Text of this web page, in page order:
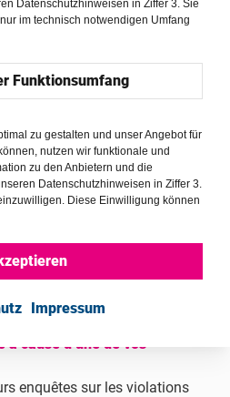
explicitement les droits de
avocat spécialisé dans
juridiction chargée
faites aux femmes. Sur
garantir les droits des
qui défendent les droits de
opprimées et contraintes
leurs activités militantes.
emprisonnées, torturées,
en fait pas d’espace
en Afghanistan.
arrivé d’être
cause d’une de vos
enquêtes sur les violations
Datenschutzhinweisen in Ziffer 3. Sie
im technisch notwendigen Umfang
Funktionsumfang
zu gestalten und unser Angebot für
nutzen wir funktionale und
zu den Anbietern und die
Datenschutzhinweisen in Ziffer 3.
Diese Einwilligung können
Impressum